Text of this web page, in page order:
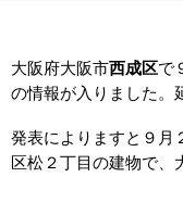
大阪府大阪市西成区で
の情報が入りました。
発表によりますと９月
区松２丁目の建物で、